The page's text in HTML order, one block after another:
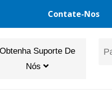
Contate-Nos
Obtenha Suporte De
Nós